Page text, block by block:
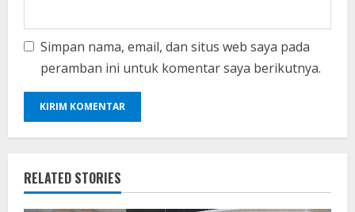
Simpan nama, email, dan situs web saya pada
peramban ini untuk komentar saya berikutnya.
RELATED STORIES